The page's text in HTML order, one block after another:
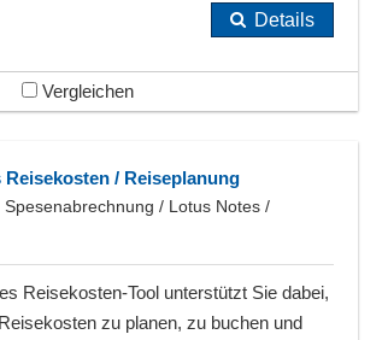
Details
Vergleichen
/ Reiseplanung
/ Lotus Notes /
Reisekosten-Tool unterstützt Sie dabei,
zu planen, zu buchen und